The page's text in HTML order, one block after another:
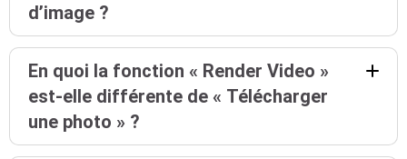
d’image ?
En quoi la fonction « Render Video »
est-elle différente de « Télécharger
une photo » ?